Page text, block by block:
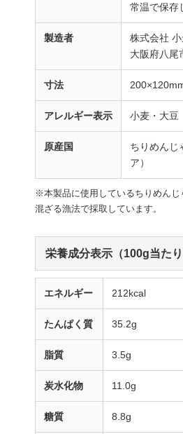
常温で保存
製造者
株式会社
大阪府八尾
寸法
アレルギー表示 小麦・大豆
原産国
ちりめんじ
ア）
※本製品に使用しているちりめんじ
混ざる漁法で採取しています。
栄養成分表示（100g当たり
エネルギー 212kcal
たんぱく質 35.2g
脂質 3.5g
炭水化物 11.0g
糖質 8.8g